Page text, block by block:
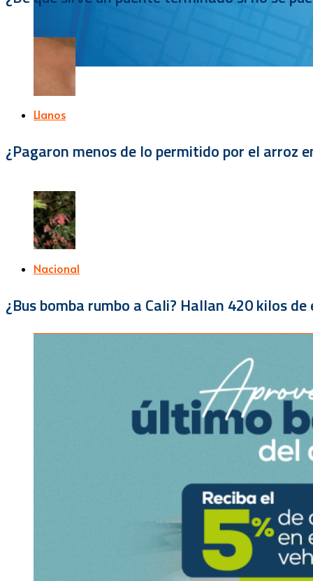
Llanos
¿Pagaron menos de lo permitido por el arroz
Nacional
¿Bus bomba rumbo a Cali? Hallan 420 kilos